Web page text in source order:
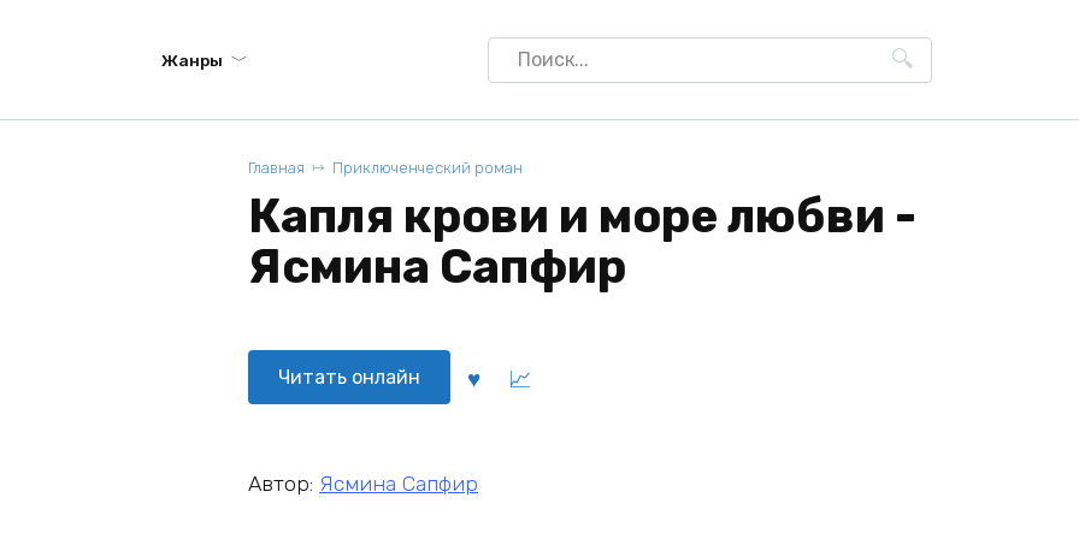
Жанры
Search
for:
Главная Приключенческий роман
Капля крови и море любви -
Ясмина Сапфир
Читать онлайн
Автор: Ясмина Сапфир